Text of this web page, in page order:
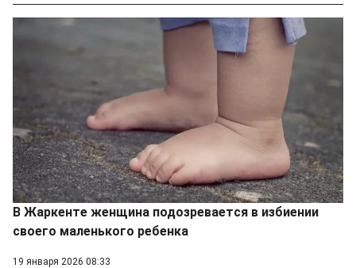
В Жаркенте женщина подозревается в избиении
своего маленького ребенка
19 января 2026 08:33